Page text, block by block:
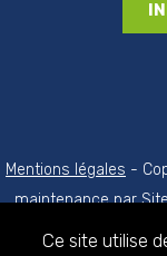
Mentions légales -
maintenance par
Ce site utilise